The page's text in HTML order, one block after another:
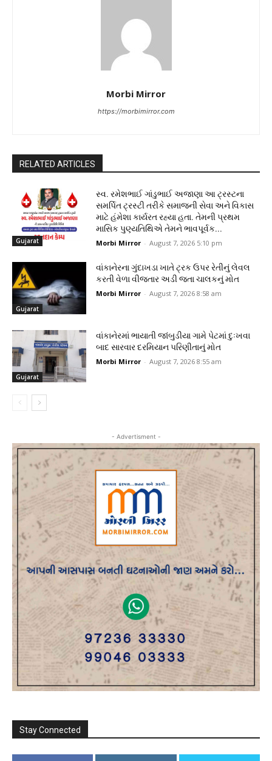
Morbi Mirror
https://morbimirror.com
RELATED ARTICLES
Gujarat
સ્વ. રમેશભાઈ ગાંડુભાઈ અજાણા આ ટ્રસ્ટના
સમર્પિત ટ્રસ્ટી તરીકે સમાજની સેવા અને વિકાસ
માટે હંમેશા કાર્યરત રહ્યા હતા. તેમની પ્રથમ
માસિક પુણ્યતિથિએ તેમને ભાવપૂર્વક...
Morbi Mirror - August 7, 2026 5:10 pm
Gujarat
વાંકાનેરના ગુંદાખડા ખાતે ટ્રક ઉપર રેતીનું લેવલ
કરતી વેળા વીજતાર અડી જતા ચાલકનું મોત
Morbi Mirror - August 7, 2026 8:58 am
Gujarat
વાંકાનેરમાં ભાયાતી જાંબુડીયા ગામે પેટમાં દુઃખવા
બાદ સારવાર દરમિયાન પરિણીતાનું મોત
Morbi Mirror - August 7, 2026 8:55 am
- Advertisment -
Stay Connected